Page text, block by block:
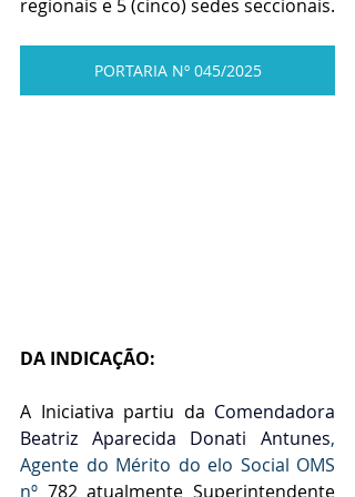
regionais e 5 (cinco) sedes seccionais.
PORTARIA Nº 045/2025
DA INDICAÇÃO:
A Iniciativa partiu da Comendadora
Beatriz Aparecida Donati Antunes,
Agente do Mérito do elo Social OMS
nº